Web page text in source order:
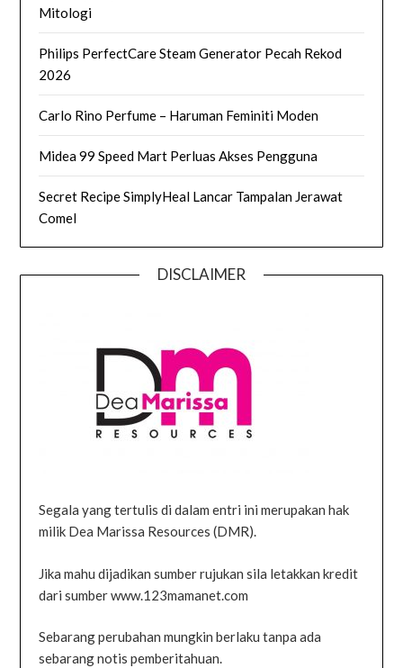
Mitologi
Philips PerfectCare Steam Generator Pecah Rekod
2026
Carlo Rino Perfume – Haruman Feminiti Moden
Midea 99 Speed Mart Perluas Akses Pengguna
Secret Recipe SimplyHeal Lancar Tampalan Jerawat
Comel
DISCLAIMER
Segala yang tertulis di dalam entri ini merupakan hak
milik Dea Marissa Resources (DMR).
Jika mahu dijadikan sumber rujukan sila letakkan kredit
dari sumber www.123mamanet.com
Sebarang perubahan mungkin berlaku tanpa ada
sebarang notis pemberitahuan.